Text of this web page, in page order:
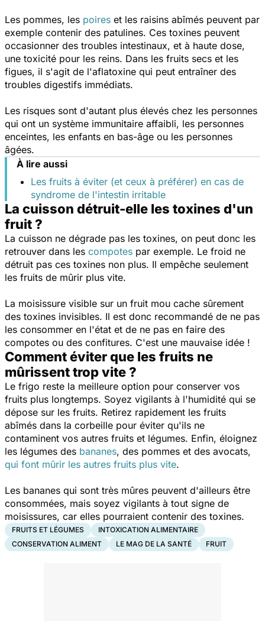
Les pommes, les poires et les raisins abîmés peuvent par
exemple contenir des patulines. Ces toxines peuvent
occasionner des troubles intestinaux, et à haute dose,
une toxicité pour les reins. Dans les fruits secs et les
figues, il s'agit de l'aflatoxine qui peut entraîner des
troubles digestifs immédiats.
Les risques sont d'autant plus élevés chez les personnes
qui ont un système immunitaire affaibli, les personnes
enceintes, les enfants en bas-âge ou les personnes
âgées.
À lire aussi
Les fruits à éviter (et ceux à préférer) en cas de
syndrome de l'intestin irritable
La cuisson détruit-elle les toxines d'un
fruit ?
La cuisson ne dégrade pas les toxines, on peut donc les
retrouver dans les compotes par exemple. Le froid ne
détruit pas ces toxines non plus. Il empêche seulement
les fruits de mûrir plus vite.
La moisissure visible sur un fruit mou cache sûrement
des toxines invisibles. Il est donc recommandé de ne pas
les consommer en l'état et de ne pas en faire des
compotes ou des confitures. C'est une mauvaise idée !
Comment éviter que les fruits ne
mûrissent trop vite ?
Le frigo reste la meilleure option pour conserver vos
fruits plus longtemps. Soyez vigilants à l'humidité qui se
dépose sur les fruits. Retirez rapidement les fruits
abîmés dans la corbeille pour éviter qu'ils ne
contaminent vos autres fruits et légumes. Enfin, éloignez
les légumes des bananes, des pommes et des avocats,
qui font mûrir les autres fruits plus vite.
Les bananes qui sont très mûres peuvent d'ailleurs être
consommées, mais soyez vigilants à tout signe de
moisissures, car elles pourraient contenir des toxines.
FRUITS ET LÉGUMES
INTOXICATION ALIMENTAIRE
CONSERVATION ALIMENT
LE MAG DE LA SANTÉ FRUIT